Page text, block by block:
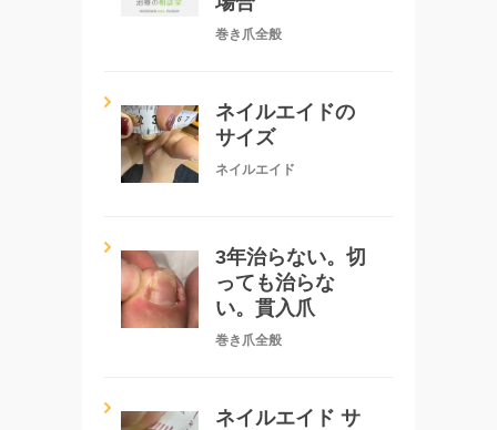
巻き爪全般
ネイルエイドの
サイズ
ネイルエイド
3年治らない。切
っても治らな
い。貫入爪
巻き爪全般
ネイルエイド サ